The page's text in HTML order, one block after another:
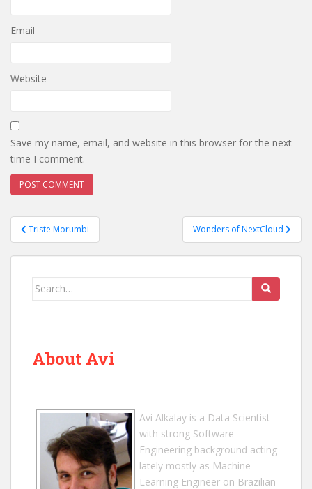
Email
Website
Save my name, email, and website in this browser for the next
time I comment.
Post
navigation
Triste Morumbi Wonders of NextCloud
Search
About Avi
Avi Alkalay is a Data Scientist
with strong Software
Engineering background acting
lately mostly as Machine
Learning Engineer on Brazilian